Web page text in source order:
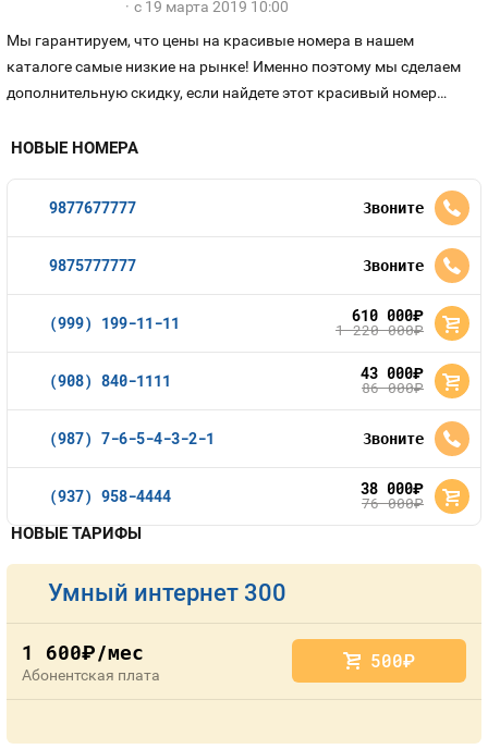
Контакты
с 19 марта 2019 10:00
Мы гарантируем, что цены на красивые номера в нашем
каталоге самые низкие на рынке! Именно поэтому мы сделаем
дополнительную скидку, если найдете этот красивый номер
НОВЫЕ НОМЕРА
9877677777 Звоните
9875777777 Звоните
(999) 199-11-11 610 000руб.
1 220 000руб.
(908) 840-1111 43 000руб.
86 000руб.
(987) 7-6-5-4-3-2-1 Звоните
(937) 958-4444 38 000руб.
76 000руб.
НОВЫЕ ТАРИФЫ
Умный интернет 300
1 600руб./мес
Абонентская плата
500руб.